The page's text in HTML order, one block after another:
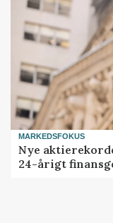
MARKEDSFOKUS
Nye
24-årigt